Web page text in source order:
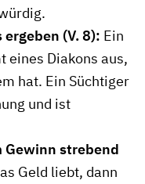
(V. 8): Ein
eines Diakons aus,
hat. Ein Süchtiger
und ist
Gewinn strebend
Geld liebt, dann